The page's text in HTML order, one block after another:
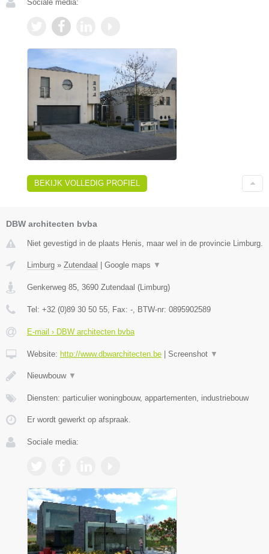
Sociale media:
BEKIJK VOLLEDIG PROFIEL
DBW architecten bvba
Niet gevestigd in de plaats Henis, maar wel in de provincie Limburg.
Limburg » Zutendaal Google maps ▼
Genkerweg 85, 3690 Zutendaal (Limburg)
Tel: +32 (0)89 30 50 55, Fax: -, BTW-nr: 0895902589
E-mail › DBW architecten bvba
Website: http://www.dbwarchitecten.be Screenshot ▼
Nieuwbouw ▼
Diensten: particulier woningbouw, appartementen, industriebouw
Er wordt gewerkt op afspraak.
Sociale media: